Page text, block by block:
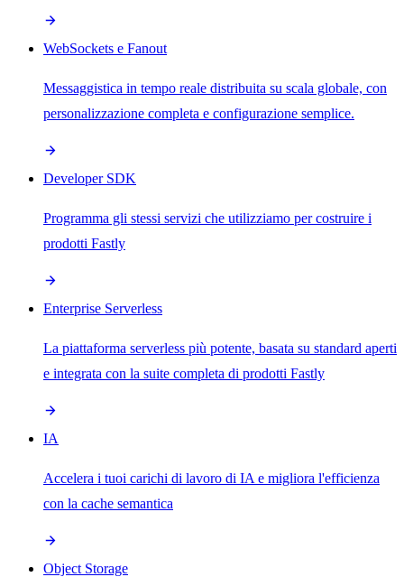
WebSockets e Fanout
Messaggistica in tempo reale distribuita su scala globale, con
personalizzazione completa e configurazione semplice.
Developer SDK
Programma gli stessi servizi che utilizziamo per costruire i
prodotti Fastly
Enterprise Serverless
La piattaforma serverless più potente, basata su standard aperti
e integrata con la suite completa di prodotti Fastly
IA
Accelera i tuoi carichi di lavoro di IA e migliora l'efficienza
con la cache semantica
Object Storage